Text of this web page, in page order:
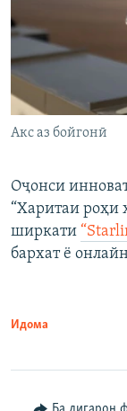
Акс аз бойгонӣ
Оҷонси
“Харитаи роҳи
ширкати
бархат ё
Идома